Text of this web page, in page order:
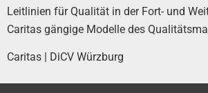
Leitlinien für Qualität in der Fort- und
Caritas gängige Modelle des
Caritas | DiCV Würzburg